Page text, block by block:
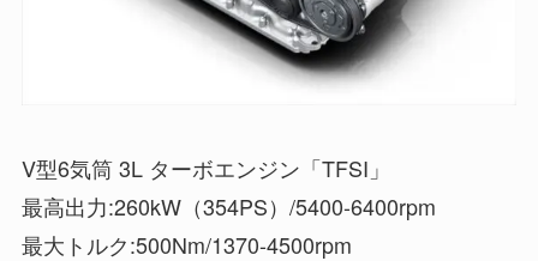
V型6気筒 3L ターボエンジン「TFSI」
最高出力:260kW（354PS）/5400-6400rpm
最大トルク:500Nm/1370-4500rpm